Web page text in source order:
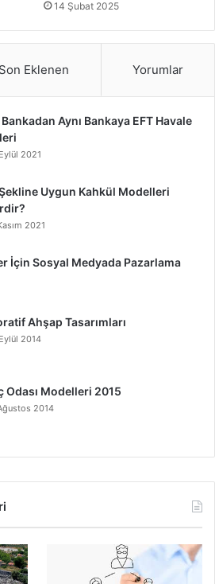
14 Şubat 2025
Son Eklenen Yorumlar
Bankadan Aynı Bankaya EFT Havale
2021
Uygun Kahkül Modelleri
2021
İçin Sosyal Medyada Pazarlama
Ahşap Tasarımları
2014
Odası Modelleri 2015
2014